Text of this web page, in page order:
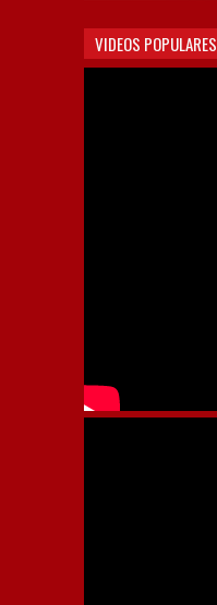
VIDEOS POPULARES